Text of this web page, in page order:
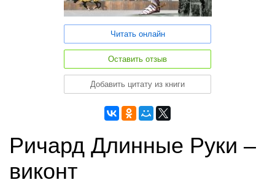
Читать онлайн
Оставить отзыв
Добавить цитату из книги
Ричард Длинные Руки –
виконт